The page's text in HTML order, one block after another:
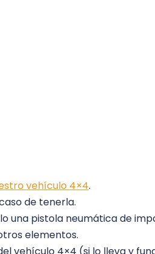
vehículo 4×4.
de tenerla.
una pistola neumática de
elementos.